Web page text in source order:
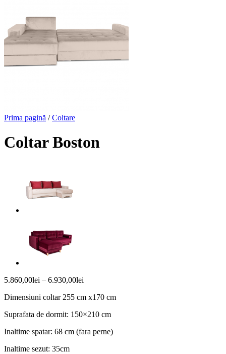
Prima pagină / Coltare
Coltar Boston
5.860,00lei – 6.930,00lei
Dimensiuni coltar 255 cm x170 cm
Suprafata de dormit: 150×210 cm
Inaltime spatar: 68 cm (fara perne)
Inaltime sezut: 35cm